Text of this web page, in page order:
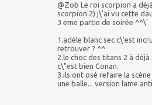
@Zob Le roi scorpion a
scorpion 2) j\'ai vu cette
3 eme partie de soirée ^^\'
1.adèle blanc sec c\'est
retrouver ? ^^
2.le choc des titans 2 à
c\"est bien Conan.
3.ils ont osé refaire la
une balle... version lame